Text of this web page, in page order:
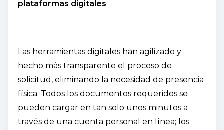
plataformas digitales
Las herramientas digitales han agilizado y
hecho más transparente el proceso de
solicitud, eliminando la necesidad de presencia
física. Todos los documentos requeridos se
pueden cargar en tan solo unos minutos a
través de una cuenta personal en línea; los